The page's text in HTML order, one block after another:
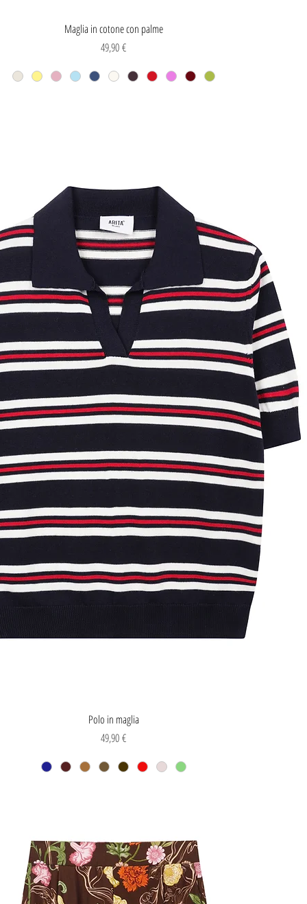
Vista rapida
Maglia in cotone con palme
Prezzo
49,90 €
Vista rapida
Polo in maglia
Prezzo
49,90 €